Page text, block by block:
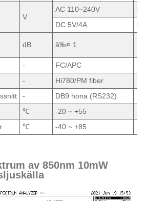
V
AC 110~240V
DC 5V/4A
dB â‰¤ 1
-
FC/APC
-
Hi780/PM fiber
-
DB9 hona (RS232)
℃
-20 ~ +55
℃ -40 ~ +85
av 850nm 10mW